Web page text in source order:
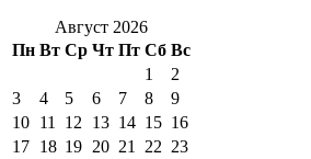
Август 2026
Пн Вт Ср Чт Пт Сб Вс
1
2
3
4 5 6 7 8
9
10 11 12 13 14 15 16
17 18 19 20 21 22 23